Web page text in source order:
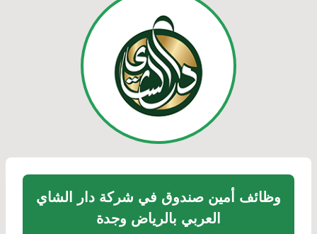
وظائف أمين صندوق في شركة دار الشاي
العربي بالرياض وجدة